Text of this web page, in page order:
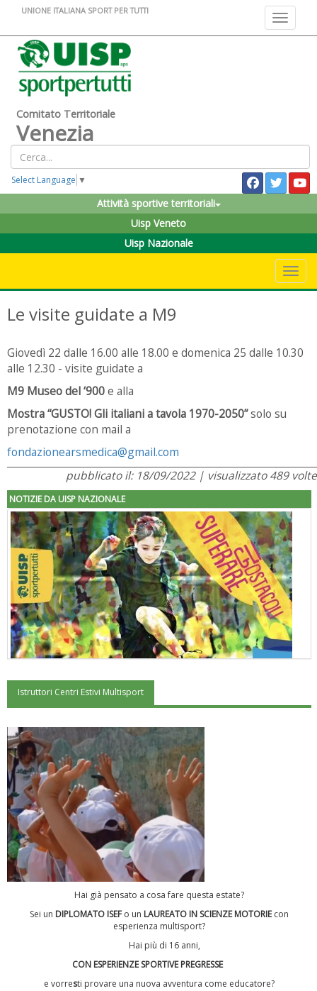
Toggle
UNIONE ITALIANA SPORT PER TUTTI
Comitato Territoriale
Venezia
Select Language ▼
Attività sportive territoriali
Uisp Veneto
Uisp Nazionale
Le visite guidate a M9
Giovedì 22 dalle 16.00 alle 18.00 e domenica 25 dalle 10.30
alle 12.30 - visite guidate a
M9 Museo del ‘900e alla
Mostra “GUSTO!Gli italiani a tavola 1970-2050”solo su
prenotazione con mail a
fondazionearsmedica@gmail.com
pubblicato il: 18/09/2022 | visualizzato 489 volte
NOTIZIE DA UISP NAZIONALE
"Superare gli ostacoli": la relazione di Tiziano Pesce al CN Uisp
Luglio 2026: "Pensando con i piedi, si possono fare le
Istruttori Centri Estivi Multisport
Hai già pensato a cosa fare questa estate?
Sei un DIPLOMATO ISEFo un LAUREATO IN SCIENZE MOTORIEcon
esperienza multisport?
Hai più di 16 anni,
CON ESPERIENZE SPORTIVE PREGRESSE
e vorresti provare una nuova avventura come educatore?